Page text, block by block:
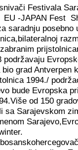
Festivala
-JAPAN Fest
saradnju posebno
podržavaju
grad Antverpen
1994./
bude Evropska
od 150
sa Sarajevskom